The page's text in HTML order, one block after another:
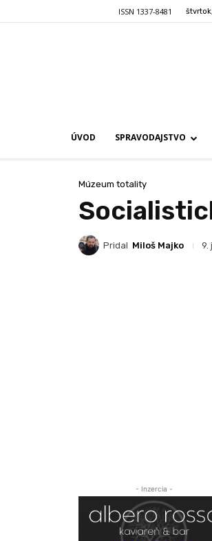
ISSN 1337-8481
ÚVOD SPRAVODAJSTVO
Múzeum totality
Pridal Miloš Majko 9.
- Inzercia -